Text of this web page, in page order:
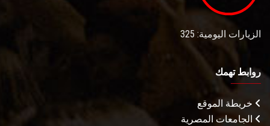
الزيارات اليومية: 325
روابط تهمك
خريطة الموقع
الجامعات المصرية